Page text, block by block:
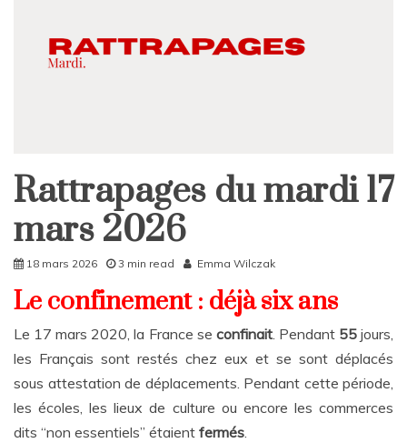
Rattrapages
Rattrapages du mardi 17
mars 2026
18 mars 2026 3 min read Emma Wilczak
Le confinement : déjà six ans
Le 17 mars 2020, la France se confinait. Pendant 55jours,
les Français sont restés chez eux et se sont déplacés
sous attestation de déplacements. Pendant cette période,
les écoles, les lieux de culture ou encore les commerces
dits “non essentiels” étaient fermés